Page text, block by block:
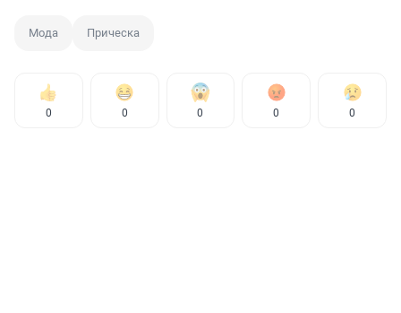
Мода Прическа
0 0 0 0 0